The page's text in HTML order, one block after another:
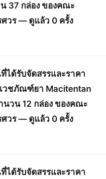
37 กล่อง ของคณะ
วร — ดูแล้ว 0 ครั้ง
ได้รับจัดสรรและราคา
วชภัณฑ์ยา Macitentan
นวน 12 กล่อง ของคณะ
วร — ดูแล้ว 0 ครั้ง
ได้รับจัดสรรและราคา